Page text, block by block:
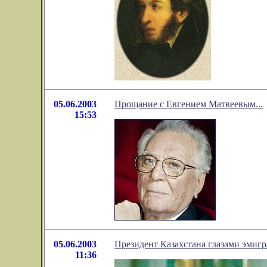
05.06.2003
15:53
Прощание с Евгением Матвеевым...
05.06.2003
11:36
Президент Казахстана глазами